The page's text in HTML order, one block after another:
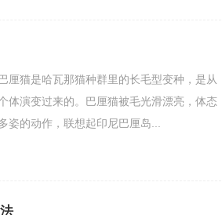
厘猫是哈瓦那猫种群里的长毛型变种，是从
体演变过来的。巴厘猫被毛光滑漂亮，体态
的动作，联想起印尼巴厘岛...